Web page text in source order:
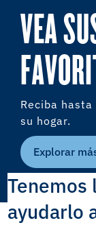
VEA
Reciba
su hogar.
Explorar
Tenemos
ayudarlo